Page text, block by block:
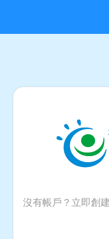
沒有帳戶？立即創